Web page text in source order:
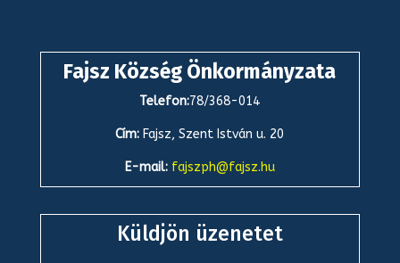
Fajsz Község Önkormányzata
Telefon:78/368-014
Cím: Fajsz, Szent István u. 20
E-mail: fajszph@fajsz.hu
Küldjön üzenetet